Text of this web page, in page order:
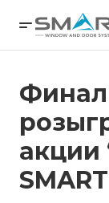
акции